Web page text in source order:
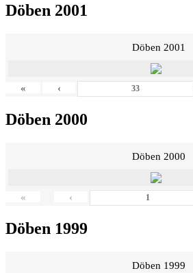
Döben 2001
Döben 2001
« ‹
Döben 2000
Döben 2000
« ‹
Döben 1999
Döben 1999